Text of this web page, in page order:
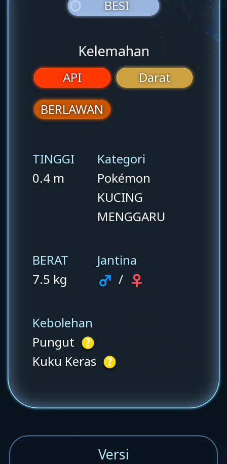
BESI
Kelemahan
API
Darat
BERLAWAN
TINGGI
0.4 m
Kategori
Pokémon
KUCING
MENGGARU
BERAT
7.5 kg
Jantina
/
Kebolehan
Pungut
Kuku Keras
Versi